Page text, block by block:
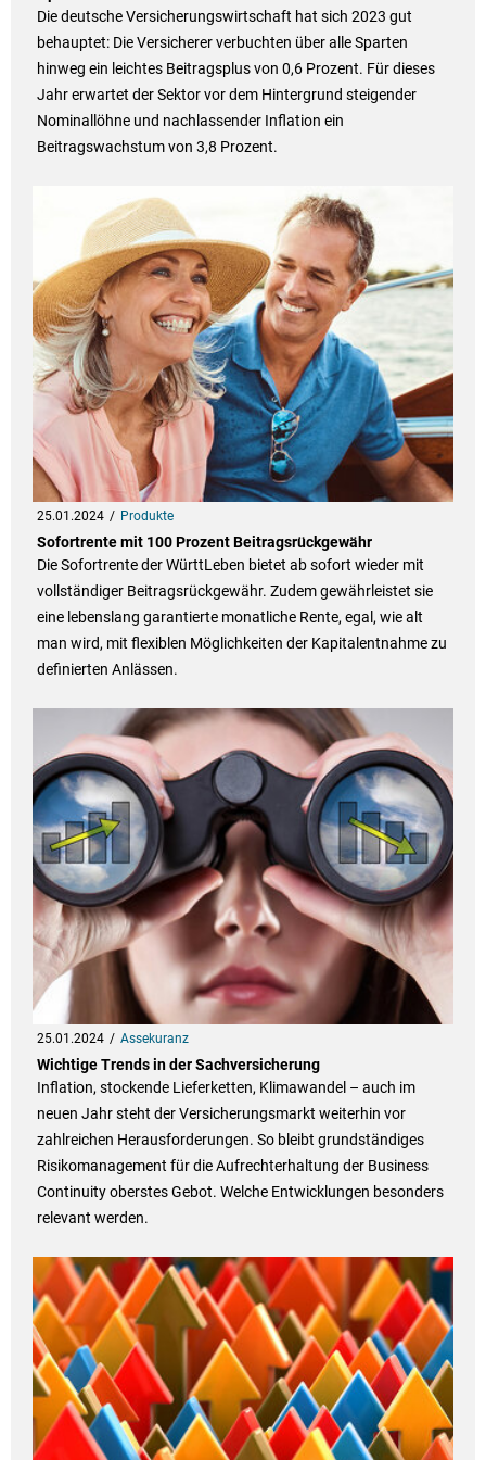
Die deutsche Versicherungswirtschaft hat sich 2023 gut
behauptet: Die Versicherer verbuchten über alle Sparten
hinweg ein leichtes Beitragsplus von 0,6 Prozent. Für dieses
Jahr erwartet der Sektor vor dem Hintergrund steigender
Nominallöhne und nachlassender Inflation ein
Beitragswachstum von 3,8 Prozent.
25.01.2024 Produkte
Sofortrente mit 100 Prozent Beitragsrückgewähr
Die Sofortrente der WürttLeben bietet ab sofort wieder mit
vollständiger Beitragsrückgewähr. Zudem gewährleistet sie
eine lebenslang garantierte monatliche Rente, egal, wie alt
man wird, mit flexiblen Möglichkeiten der Kapitalentnahme zu
definierten Anlässen.
25.01.2024 Assekuranz
Wichtige Trends in der Sachversicherung
Inflation, stockende Lieferketten, Klimawandel – auch im
neuen Jahr steht der Versicherungsmarkt weiterhin vor
zahlreichen Herausforderungen. So bleibt grundständiges
Risikomanagement für die Aufrechterhaltung der Business
Continuity oberstes Gebot. Welche Entwicklungen besonders
relevant werden.